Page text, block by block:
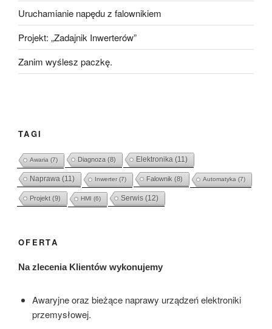
Uruchamianie napędu z falownikiem
Projekt: „Zadajnik Inwerterów”
Zanim wyślesz paczkę.
TAGI
Awaria (7) Diagnoza (8) Elektronika (11)
Naprawa (11) Inwerter(7) Falownik (8) Automatyka (7)
Projekt (9) HMI (6) Serwis (12)
OFERTA
Na zlecenia Klientów wykonujemy
Awaryjne oraz bieżące naprawy urządzeń elektroniki
przemysłowej.